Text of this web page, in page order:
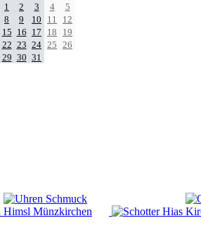
1
2 3 4
5
8 9 10 11
12
15 16 17 18
19
22 23 24 25
26
29 30 31